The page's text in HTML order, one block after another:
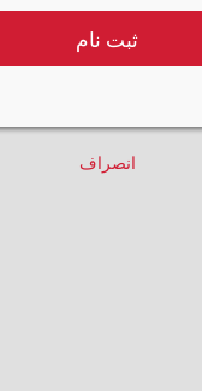
ثبت نام
انصراف